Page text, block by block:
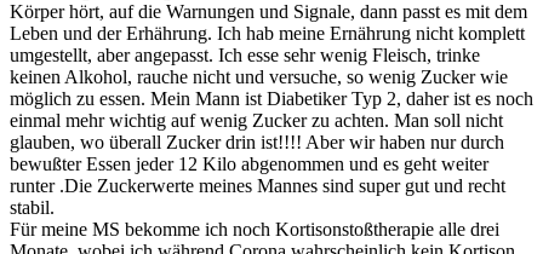
Körper hört, auf die Warnungen und Signale, dann passt es mit dem
Leben und der Erhährung. Ich hab meine Ernährung nicht komplett
umgestellt, aber angepasst. Ich esse sehr wenig Fleisch, trinke
keinen Alkohol, rauche nicht und versuche, so wenig Zucker wie
möglich zu essen. Mein Mann ist Diabetiker Typ 2, daher ist es noch
einmal mehr wichtig auf wenig Zucker zu achten. Man soll nicht
glauben, wo überall Zucker drin ist!!!! Aber wir haben nur durch
bewußter Essen jeder 12 Kilo abgenommen und es geht weiter
runter .Die Zuckerwerte meines Mannes sind super gut und recht
stabil.
Für meine MS bekomme ich noch Kortisonstoßtherapie alle drei